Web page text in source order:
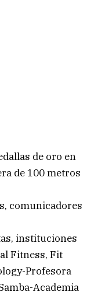
de oro en
de 100 metros
comunicadores
instituciones
Fitness, Fit
Profesora
Academia